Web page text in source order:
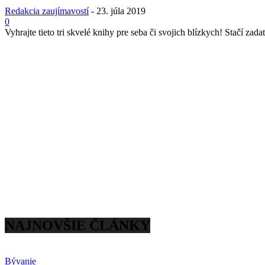
Redakcia zaujímavostí - 23. júla 2019
0
Vyhrajte tieto tri skvelé knihy pre seba či svojich blízkych! Stačí
NAJNOVŠIE ČLÁNKY
Bývanie